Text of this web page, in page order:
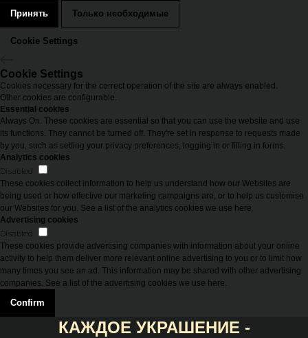
Принять Только необходимые
Cookie Settings
Cookie Settings
Cookies necessary for the correct operation of the site are always enabled.
Other cookies are configurable.
Essential cookies
Always On. These cookies are essential so that you can use the website and use
its functions. They cannot be turned off. They're set in response to requests made
by you, such as setting your privacy preferences, logging in or filling in forms.
Analytics cookies
Disabled
These cookies collect information to help us understand how our Websites are
being used or how effective our marketing campaigns are, or to help us customise
our Websites for you. See a list of the analytics cookies we use here.
Advertising cookies
Disabled
These cookies provide advertising companies with information about your online
activity to help them deliver more relevant online advertising to you or to limit how
many times you see an ad. This information may be shared with other advertising
companies. See a list of the advertising cookies we use here.
Confirm
КАЖДОЕ УКРАШЕНИЕ -